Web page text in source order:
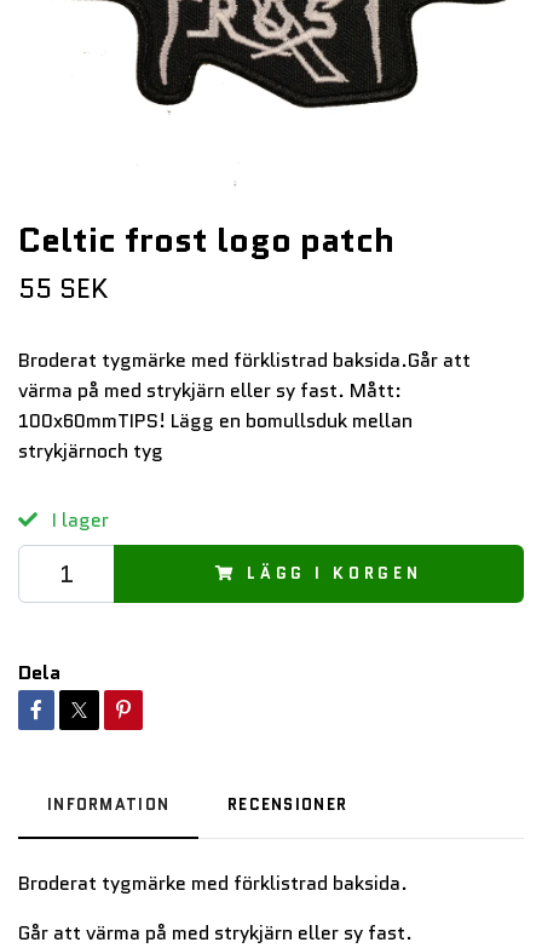
Celtic frost logo patch
55 SEK
Broderat tygmärke med förklistrad baksida.Går att
värma på med strykjärn eller sy fast. Mått:
100x60mmTIPS! Lägg en bomullsduk mellan
strykjärnoch tyg
I lager
LÄGG I KORGEN
Dela
INFORMATION RECENSIONER
Broderat tygmärke med förklistrad baksida.
Går att värma på med strykjärn eller sy fast.